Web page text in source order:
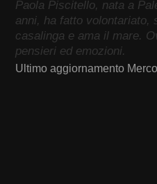
Paola Piscitello, nata a
anni, ha fatto volontariato,
casalinga e ama il mare.
pensieri ed emozioni.
Ultimo aggiornamento